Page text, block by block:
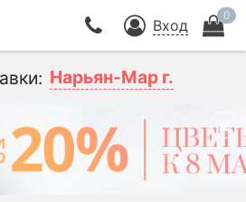
Вход
0
Нарьян-Мар г.